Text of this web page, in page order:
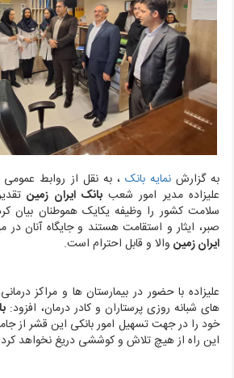
به گزارشنمایه بانک، به نقل از روابط عمومی
علیزاده مدیر امور شعب بانک ایران زمین
سلامت کشور را وظیفه یکایک هموطنان بیان
صبر، ایثار و استقامت هستند و جایگاه آنان در
ایران زمینوالا و قابل احترام است.
علیزاده با حضور در بیمارستان ها و مراکز
های شبانه روزی پرستاران و کادر درمان، افزود:
خود را در جهت تسهیل امور بانکی این قشر از
این راه از هیچ تلاش و کوششی دریغ نخواهد کرد.